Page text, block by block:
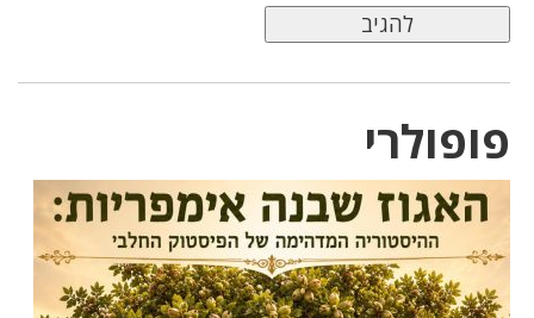
פופולרי